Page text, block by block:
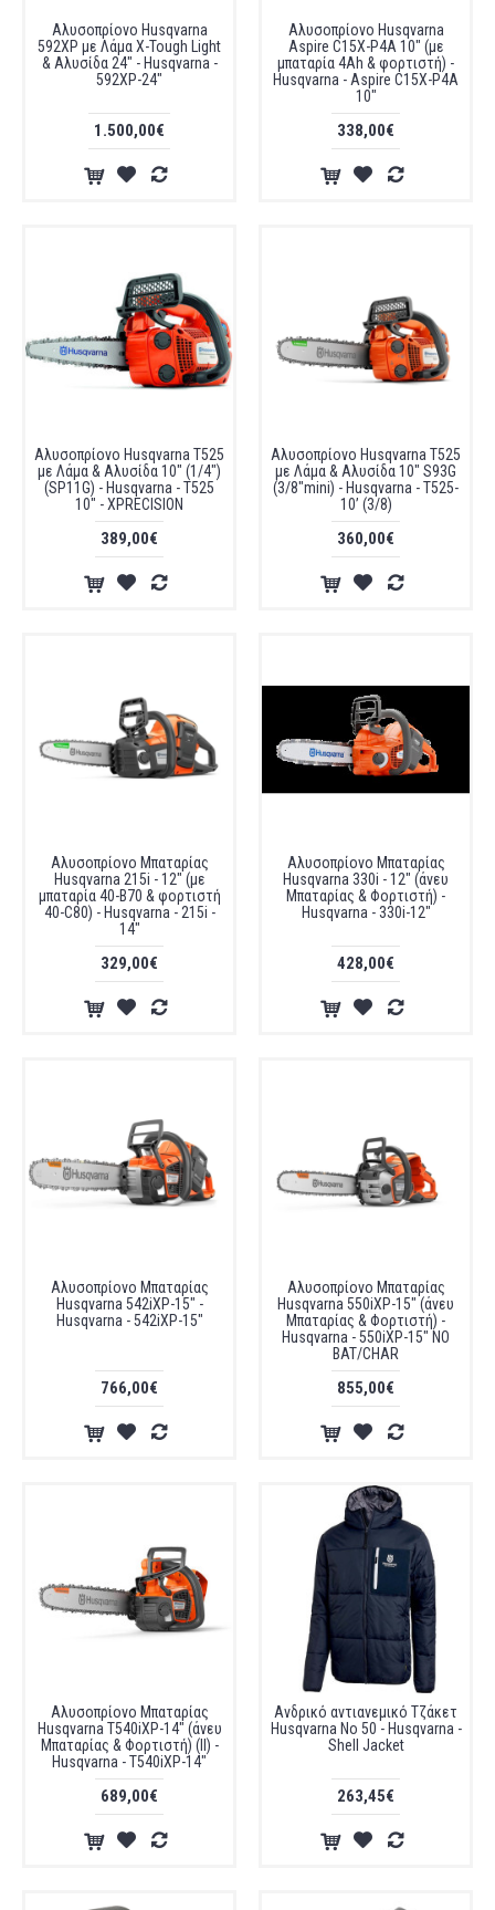
Αλυσοπρίονο Husqvarna
592XP με Λάμα X-Tough Light
& Αλυσίδα 24" - Husqvarna -
592XP-24"
1.500,00€
Αλυσοπρίονο Husqvarna
Aspire C15X-P4A 10" (με
μπαταρία 4Ah & φορτιστή) -
Husqvarna - Aspire C15X-P4A
10"
338,00€
Αλυσοπρίονο Husqvarna T525
με Λάμα & Αλυσίδα 10" (1/4")
(SP11G) - Husqvarna - T525
10" - XPRECISION
389,00€
Αλυσοπρίονο Husqvarna T525
με Λάμα & Αλυσίδα 10" S93G
(3/8"mini) - Husqvarna - T525-
10’ (3/8)
360,00€
Αλυσοπρίονο Μπαταρίας
Husqvarna 215i - 12" (με
μπαταρία 40-B70 & φορτιστή
40-C80) - Husqvarna - 215i -
14"
329,00€
Αλυσοπρίονο Μπαταρίας
Husqvarna 330i - 12" (άνευ
Μπαταρίας & Φορτιστή) -
Husqvarna - 330i-12"
428,00€
Αλυσοπρίονο Μπαταρίας
Husqvarna 542iXP-15" -
Husqvarna - 542iXP-15"
766,00€
Αλυσοπρίονο Μπαταρίας
Husqvarna 550iXP-15" (άνευ
Μπαταρίας & Φορτιστή) -
Husqvarna - 550iXP-15" NO
BAT/CHAR
855,00€
Αλυσοπρίονο Μπαταρίας
Husqvarna T540iXP-14" (άνευ
Μπαταρίας & Φορτιστή) (II) -
Husqvarna - T540iXP-14"
689,00€
Ανδρικό αντιανεμικό Τζάκετ
Husqvarna No 50 - Husqvarna -
Shell Jacket
263,45€